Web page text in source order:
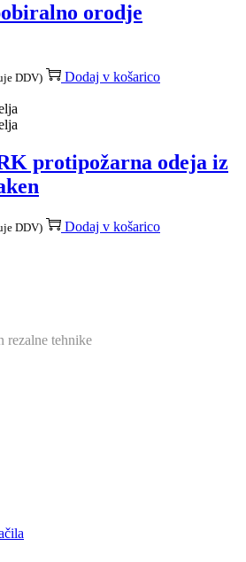
orodje
DDV) Dodaj v košarico
protipožarna odeja iz
DDV) Dodaj v košarico
rezalne tehnike